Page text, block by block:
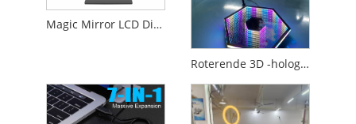
Magic Mirror LCD Display
Roterende 3D -holografisk display Automatisk 360 graders selfie -fotoboks